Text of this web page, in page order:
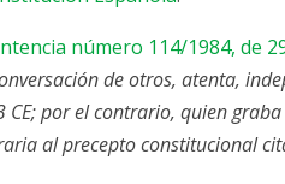
número 114/1984, de
de otros, atenta,
CE; por el contrario, quien
al precepto constitucional